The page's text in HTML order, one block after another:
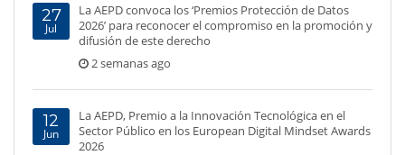
27
Jul
La AEPD convoca los ‘Premios Protección de Datos
2026’ para reconocer el compromiso en la promoción y
difusión de este derecho
2 semanas ago
12
Jun
La AEPD, Premio a la Innovación Tecnológica en el
Sector Público en los European Digital Mindset Awards
2026